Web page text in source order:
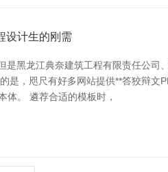
设计生的刚需
黑龙江典奈建筑工程有限责任公
，咫尺有好多网站提供**答狡辩文
体。 遴荐合适的模板时，